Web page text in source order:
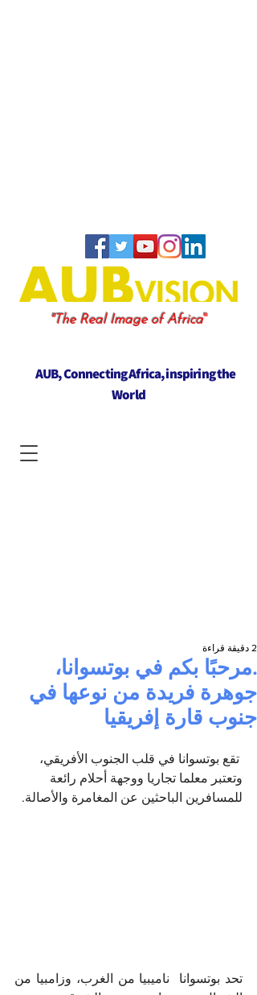
"The Real Image of Africa"
AUB, Connecting Africa, inspiring the
World
.مرحبًا بكم في بوتسوانا،
جوهرة فريدة من نوعها في
جنوب قارة إفريقيا
2 دقيقة قراءة
تقع بوتسوانا في قلب الجنوب الأفريقي،
وتعتبر معلما تجاريا ووجهة أحلام رائعة
للمسافرين الباحثين عن المغامرة والأصالة.